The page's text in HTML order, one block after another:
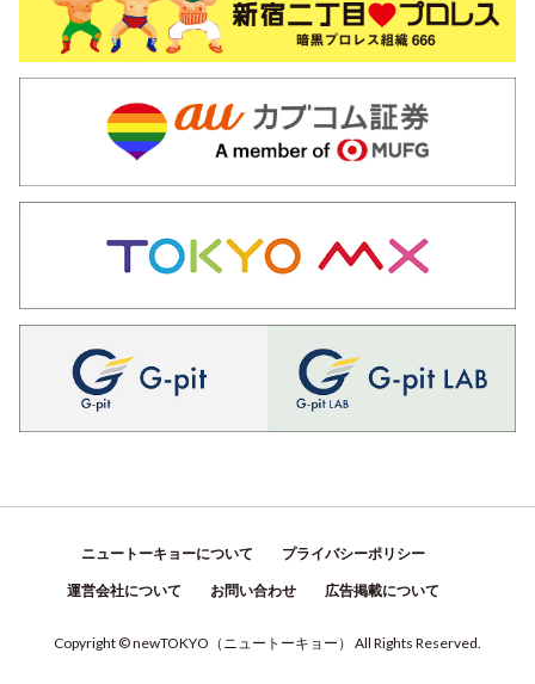
ニュートーキョーについて プライバシーポリシー
運営会社について お問い合わせ 広告掲載について
Copyright © newTOKYO （ ニュートーキョー ） All Rights Reserved.